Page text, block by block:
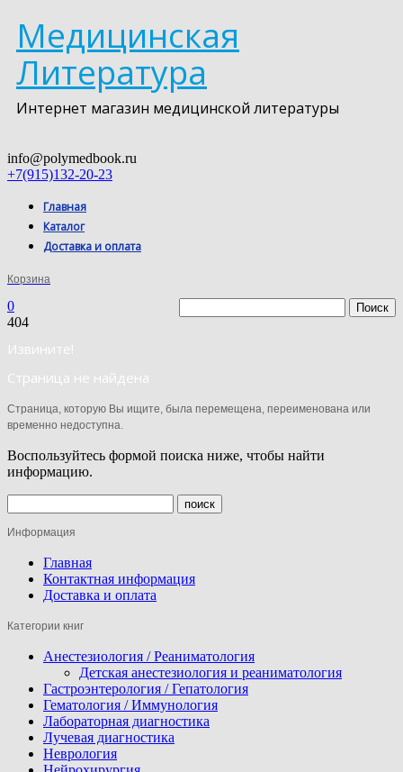
Медицинская
Литература
Интернет магазин медицинской литературы
info@polymedbook.ru
+7(915)132-20-23
Главная
Каталог
Доставка и оплата
Корзина
0
404
Извините!
Страница не найдена
Страница, которую Вы ищите, была перемещена, переименована или
временно недоступна.
Воспользуйтесь формой поиска ниже, чтобы найти
информацию.
Информация
Главная
Контактная информация
Доставка и оплата
Категории книг
Анестезиология / Реаниматология
Детская анестезиология и реаниматология
Гастроэнтерология / Гепатология
Гематология / Иммунология
Лабораторная диагностика
Лучевая диагностика
Неврология